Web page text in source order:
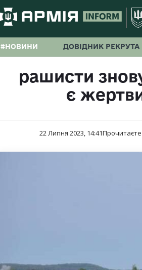
#НОВИНИ ДОВІДНИК РЕКРУТА
рашисти
є
22 Липня 2023, 14:41Прочитаєте